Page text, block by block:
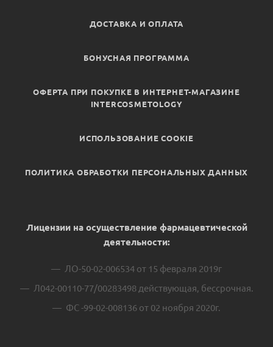
ДОСТАВКА И ОПЛАТА
БОНУСНАЯ ПРОГРАММА
ОФЕРТА ПРИ ПОКУПКЕ В ИНТЕРНЕТ-МАГАЗИНЕ
INTERCOSMETOLOGY
ИСПОЛЬЗОВАНИЕ COOKIE
ПОЛИТИКА ОБРАБОТКИ ПЕРСОНАЛЬНЫХ ДАННЫХ
Лицензии на осуществление фармацевтической
деятельности:
ЛО-50-02-006534 от 15 февраля 2019г
Л042-00110-77/00283498 действующая, бессрочная.
ФС -99-02-008136 от 02 ноября 2020г.